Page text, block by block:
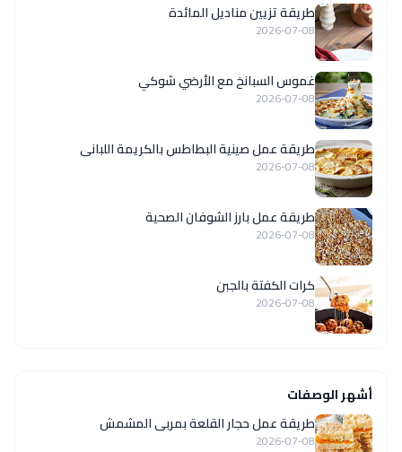
طريقة تزيين مناديل المائدة
2026-07-08
غموس السبانخ مع الأرضي شوكي
2026-07-08
طريقة عمل صينية البطاطس بالكريمة اللبانى
2026-07-08
طريقة عمل بارز الشوفان الصحية
2026-07-08
كرات الكفتة بالجبن
2026-07-08
أشهر الوصفات
طريقة عمل حجار القلعة بمربى المشمش
2026-07-08